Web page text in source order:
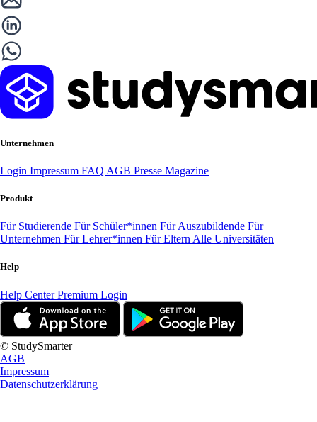
Unternehmen
Login Impressum FAQ AGB Presse Magazine
Produkt
Für Studierende Für Schüler*innen Für Auszubildende Für
Unternehmen Für Lehrer*innen Für Eltern Alle Universitäten
Help
Help CenterPremium Login
© StudySmarter
AGB
Impressum
Datenschutzerklärung